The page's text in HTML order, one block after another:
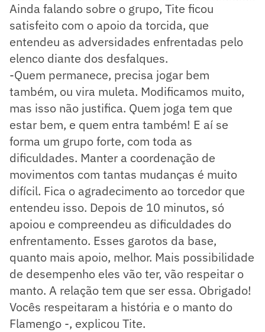
Ainda falando sobre o grupo, Tite ficou
satisfeito com o apoio da torcida, que
entendeu as adversidades enfrentadas pelo
elenco diante dos desfalques.
-Quem permanece, precisa jogar bem
também, ou vira muleta. Modificamos muito,
mas isso não justifica. Quem joga tem que
estar bem, e quem entra também! E aí se
forma um grupo forte, com toda as
dificuldades. Manter a coordenação de
movimentos com tantas mudanças é muito
difícil. Fica o agradecimento ao torcedor que
entendeu isso. Depois de 10 minutos, só
apoiou e compreendeu as dificuldades do
enfrentamento. Esses garotos da base,
quanto mais apoio, melhor. Mais possibilidade
de desempenho eles vão ter, vão respeitar o
manto. A relação tem que ser essa. Obrigado!
Vocês respeitaram a história e o manto do
Flamengo -, explicou Tite.